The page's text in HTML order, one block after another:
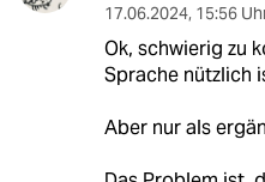
17.06.2024, 15:56
Ok, schwierig zu
Sprache nützlich
Aber nur als